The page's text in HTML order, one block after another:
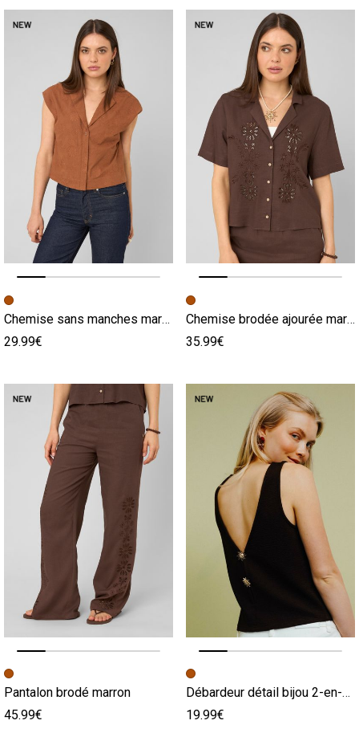
Image précédente
Image suivante
Chemise sans manches marron
29.99€
Image précédente
Image suivante
Chemise brodée ajourée marron
35.99€
Image précédente
Image suivante
Pantalon brodé marron
45.99€
Image précédente
Image suivante
Débardeur détail bijou 2-en-1 marron
19.99€